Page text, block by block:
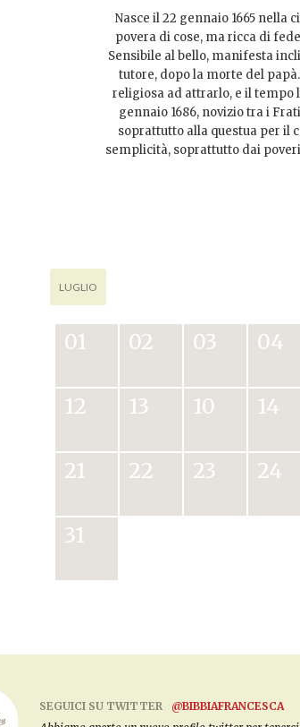
Nasce il 22 gennaio 1665
povera di cose, ma ricca di
Sensibile al bello, manifesta
tutore, dopo la morte del
religiosa ad attrarlo, e il tempo
gennaio 1686, novizio tra i
soprattutto alla questua per il
semplicità, soprattutto dai
LUGLIO
01 02 03 04
12 13 10 14
21 22 23 24
31
SEGUICI SU TWITTER
@BIBBIAFRANCESCA